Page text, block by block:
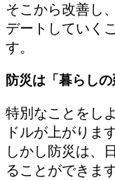
そこから改善し
デートしていく
す。
防災は「暮らし
特別なことをし
ドルが上がります
しかし防災は、
ることができます